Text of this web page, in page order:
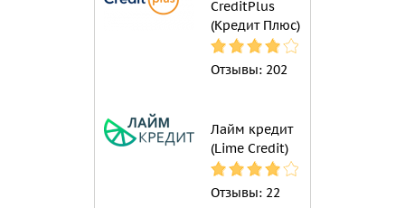
CreditPlus
(Кредит Плюс)
Отзывы: 202
Лайм кредит
(Lime Credit)
Отзывы: 22